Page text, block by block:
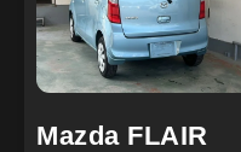
Mazda FLAIR